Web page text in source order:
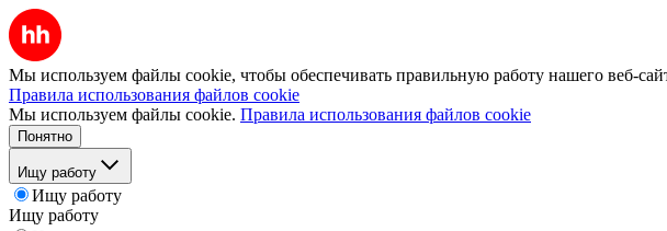
Мы используем файлы cookie, чтобы обеспечивать правильную работу нашего веб-
Правила использования файлов cookie
Мы используем файлы cookie. Правила использования файлов cookie
Понятно
Ищу работу
Ищу работу
Ищу работу